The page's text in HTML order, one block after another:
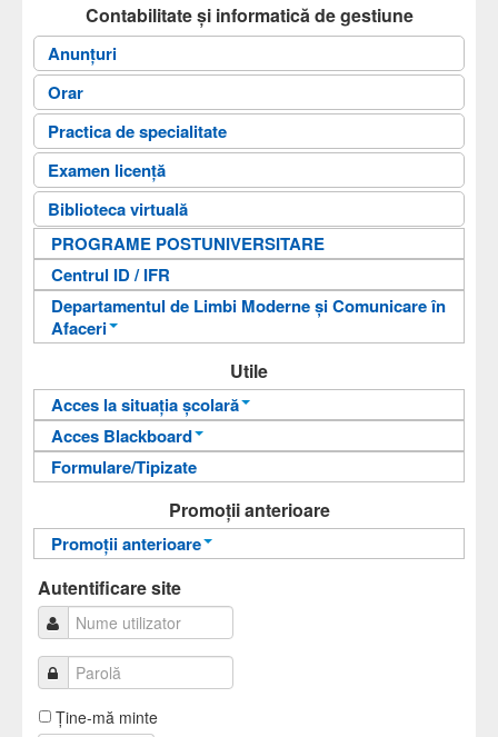
Admitere
Cercetare
Contact
Căutare
Arhiva
Antreprenoriat digital
Contabilitate și informatică de gestiune
Anunțuri
Orar
Practica de specialitate
Examen licență
Biblioteca virtuală
PROGRAME POSTUNIVERSITARE
Centrul ID / IFR
Departamentul de Limbi Moderne și Comunicare în
Afaceri
An pregătitor pentru învățarea limbii române
Departamentul de Limbi Moderne și
Comunicare în Afaceri
Utile
Acces la situația școlară
Informații pentru acces
Autentificare
Acces Blackboard
Informații pentru acces
Formulare/Tipizate
Promoții anterioare
Promoții anterioare
Promoții anterioare
Autentificare site
Ţine-mă minte